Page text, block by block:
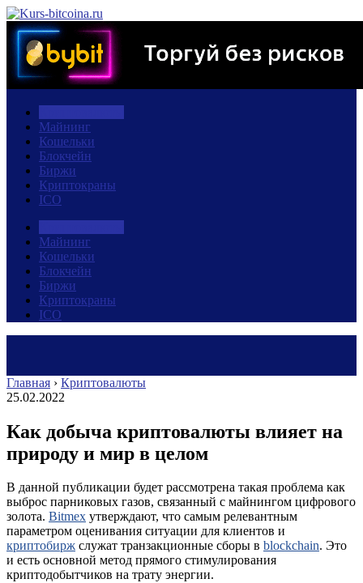
Майнинг
Кошельки
Блокчейн
Биржи
Криптокраны
ICO
Майнинг
Кошельки
Блокчейн
Биржи
Криптокраны
ICO
Главная › Криптовалюты
25.02.2022
Как добыча криптовалюты влияет на
природу и мир в целом
В данной публикации будет рассмотрена такая проблема как
выброс парниковых газов, связанный с майнингом цифрового
золота. Bitmex утверждают, что самым релевантным
параметром оценивания ситуации для клиентов и
криптобирж служат транзакционные сборы в blockchain. Это
и есть основной метод прямого стимулирования
криптодобытчиков на трату энергии.